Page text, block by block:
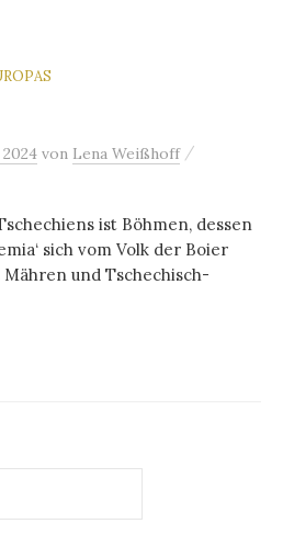
von Lena Weißhoff /
ist Böhmen, dessen
sich vom Volk der Boier
und Tschechisch-